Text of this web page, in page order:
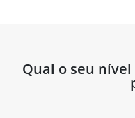
Qual o seu